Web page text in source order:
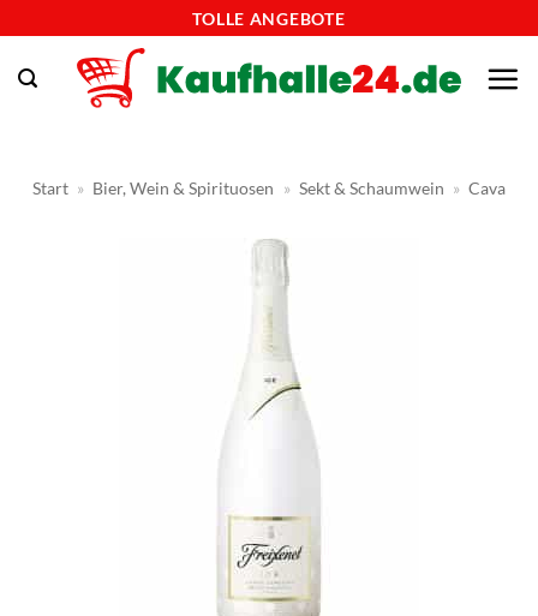
springen
TOLLE ANGEBOTE
Start » Bier, Wein & Spirituosen » Sekt & Schaumwein » Cava